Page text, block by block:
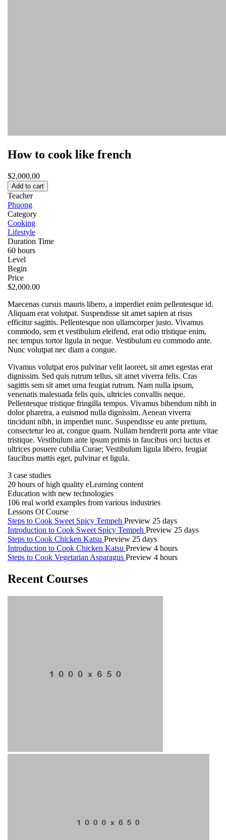
How to cook like french
$2,000.00
Teacher
Phuong
Category
Cooking
Lifestyle
Duration Time
60 hours
Level
Begin
Price
$2,000.00
Maecenas cursus mauris libero, a imperdiet enim pellentesque id.
Aliquam erat volutpat. Suspendisse sit amet sapien at risus
efficitur sagittis. Pellentesque non ullamcorper justo. Vivamus
commodo, sem et vestibulum eleifend, erat odio tristique enim,
nec tempus tortor ligula in neque. Vestibulum eu commodo ante.
Nunc volutpat nec diam a congue.
Vivamus volutpat eros pulvinar velit laoreet, sit amet egestas erat
dignissim. Sed quis rutrum tellus, sit amet viverra felis. Cras
sagittis sem sit amet urna feugiat rutrum. Nam nulla ipsum,
venenatis malesuada felis quis, ultricies convallis neque.
Pellentesque tristique fringilla tempus. Vivamus bibendum nibh in
dolor pharetra, a euismod nulla dignissim. Aenean viverra
tincidunt nibh, in imperdiet nunc. Suspendisse eu ante pretium,
consectetur leo at, congue quam. Nullam hendrerit porta ante vitae
tristique. Vestibulum ante ipsum primis in faucibus orci luctus et
ultrices posuere cubilia Curae; Vestibulum ligula libero, feugiat
faucibus mattis eget, pulvinar et ligula.
3 case studies
20 hours of high quality eLearning content
Education with new technologies
106 real world examples from various industries
Lessons Of Course
Steps to Cook Sweet Spicy Tempeh Preview 25 days
Introduction to Cook Sweet Spicy Tempeh Preview 25 days
Steps to Cook Chicken Katsu Preview 25 days
Introduction to Cook Chicken Katsu Preview 4 hours
Steps to Cook Vegetarian Asparagus Preview 4 hours
Recent Courses